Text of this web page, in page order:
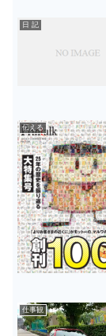
日 記
伝える
仕事観